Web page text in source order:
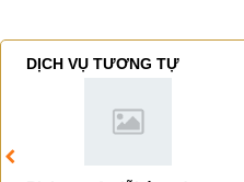
DỊCH VỤ TƯƠNG TỰ